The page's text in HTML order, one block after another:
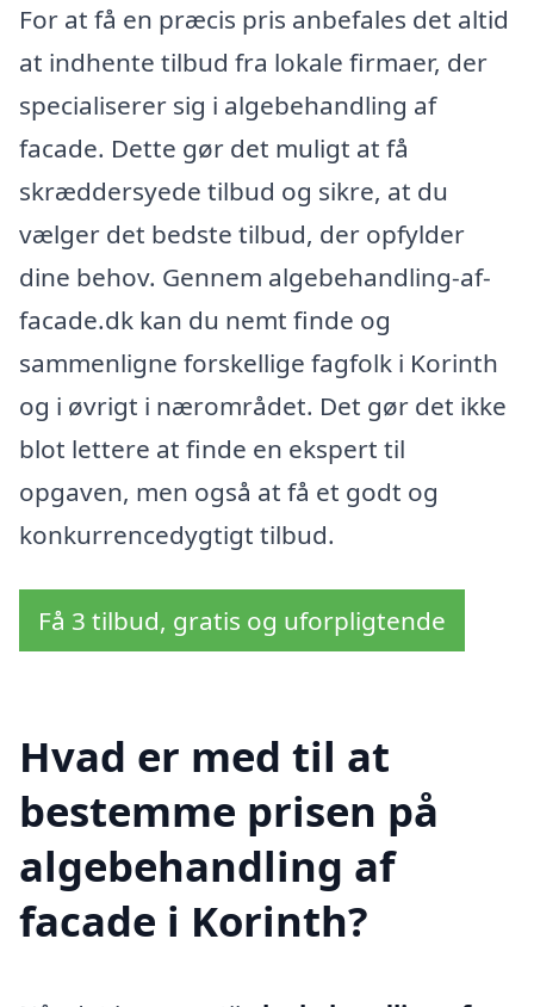
For at få en præcis pris anbefales det altid
at indhente tilbud fra lokale firmaer, der
specialiserer sig i algebehandling af
facade. Dette gør det muligt at få
skræddersyede tilbud og sikre, at du
vælger det bedste tilbud, der opfylder
dine behov. Gennem algebehandling-af-
facade.dk kan du nemt finde og
sammenligne forskellige fagfolk i Korinth
og i øvrigt i nærområdet. Det gør det ikke
blot lettere at finde en ekspert til
opgaven, men også at få et godt og
konkurrencedygtigt tilbud.
Få 3 tilbud, gratis og uforpligtende
Hvad er med til at
bestemme prisen på
algebehandling af
facade i Korinth?